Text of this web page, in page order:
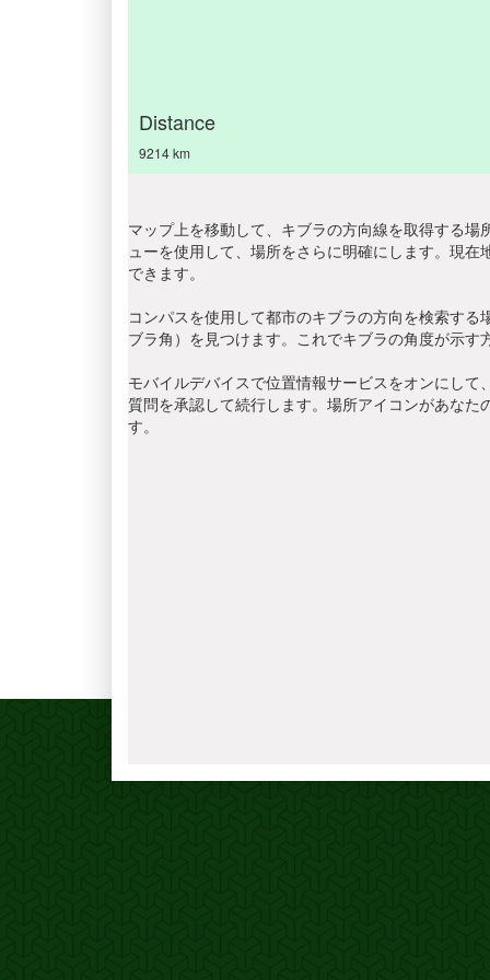
Distance
9214 km
マップ上を移動して、キブラの方向線を取得する
ューを使用して、場所をさらに明確にします。現
できます。
コンパスを使用して都市のキブラの方向を検索す
ブラ角）を見つけます。これでキブラの角度が示す
モバイルデバイスで位置情報サービスをオンにし
質問を承認して続行します。場所アイコンがあな
す。